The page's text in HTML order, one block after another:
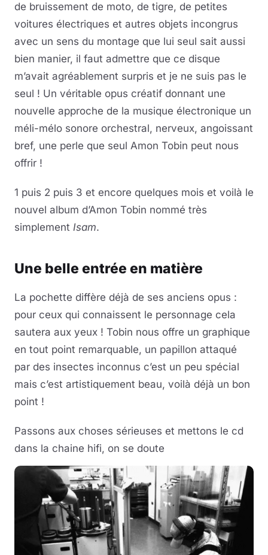
de bruissement de moto, de tigre, de petites
voitures électriques et autres objets incongrus
avec un sens du montage que lui seul sait aussi
bien manier, il faut admettre que ce disque
m’avait agréablement surpris et je ne suis pas le
seul ! Un véritable opus créatif donnant une
nouvelle approche de la musique électronique un
méli-mélo sonore orchestral, nerveux, angoissant
bref, une perle que seul Amon Tobin peut nous
offrir !
1 puis 2 puis 3 et encore quelques mois et voilà le
nouvel album d’Amon Tobin nommé très
simplement Isam.
Une belle entrée en matière
La pochette diffère déjà de ses anciens opus :
pour ceux qui connaissent le personnage cela
sautera aux yeux ! Tobin nous offre un graphique
en tout point remarquable, un papillon attaqué
par des insectes inconnus c’est un peu spécial
mais c’est artistiquement beau, voilà déjà un bon
point !
Passons aux choses sérieuses et mettons le cd
dans la chaine hifi, on se doute